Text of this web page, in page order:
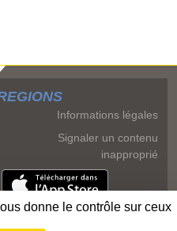
Informations légales
Signaler un contenu
inapproprié
donne le contrôle sur ceux